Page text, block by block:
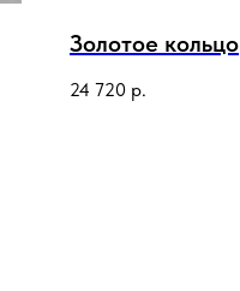
Золотое кольцо
24 720 р.